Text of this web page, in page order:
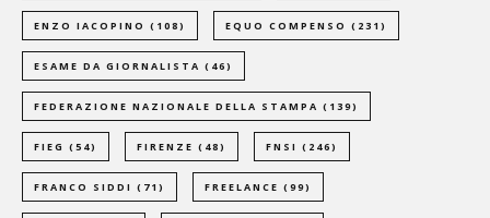
ENZO IACOPINO (108) EQUO COMPENSO (231)
ESAME DA GIORNALISTA (46)
FEDERAZIONE NAZIONALE DELLA STAMPA (139)
FIEG (54) FIRENZE (48) FNSI (246)
FRANCO SIDDI (71) FREELANCE (99)